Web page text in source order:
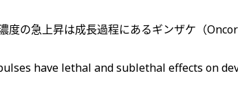
度の急上昇は成長過程にあるギンザケ（
have lethal and sublethal effects on